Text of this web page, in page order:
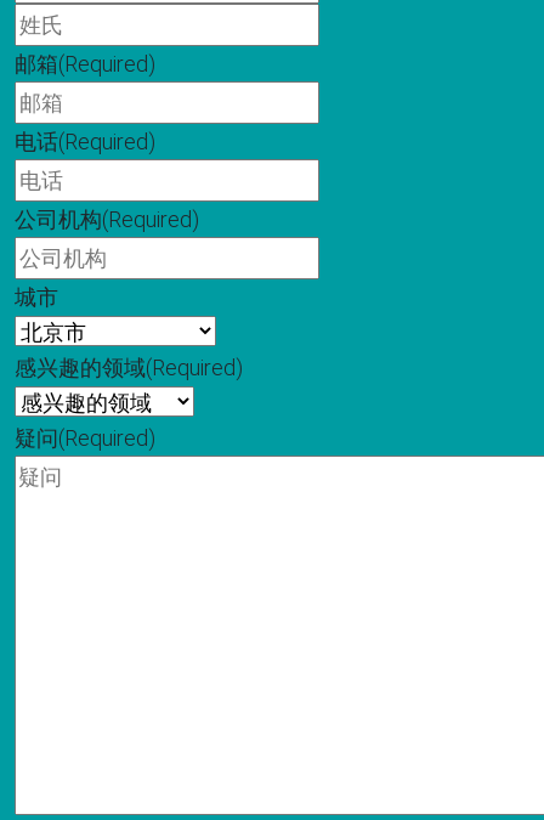
邮箱(Required)
电话(Required)
公司机构(Required)
城市
感兴趣的领域(Required)
疑问(Required)